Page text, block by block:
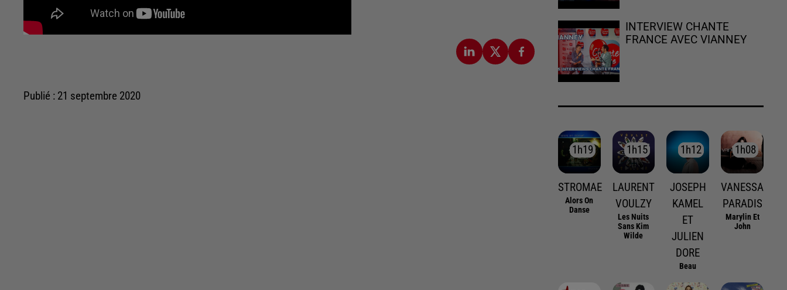
Publié : 21 septembre 2020
INTERVIEW CHANTE
FRANCE AVEC VIANNEY
1h19
1h19
STROMAE
Alors On
Danse
1h15
1h15
LAURENT
VOULZY
Les Nuits
Sans Kim
Wilde
1h12
1h12
JOSEPH
KAMEL
ET
JULIEN
DORE
Beau
1h08
1h08
VANESSA
PARADIS
Marylin Et
John